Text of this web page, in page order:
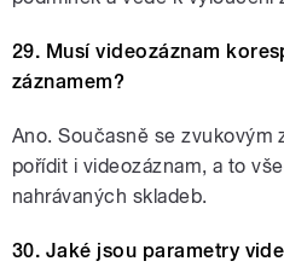
29. Musí videozáznam
záznamem?
Ano. Současně se zvukovým
pořídit i videozáznam, a to
nahrávaných skladeb.
30. Jaké jsou parametry